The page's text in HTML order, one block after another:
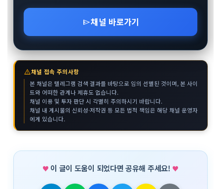
send채널 바로가기
warning채널 접속 주의사항
본 채널은 텔레그램 검색 결과를 바탕으로 임의 선별된 것이며, 본 사이
트와 어떠한 관계나 제휴도 없습니다.
채널 이용 및 투자 판단 시 각별히 주의하시기 바랍니다.
채널 내 게시물의 신뢰성·저작권 등 모든 법적 책임은 해당 채널 운영자
에게 있습니다.
이 글이 도움이 되었다면 공유해 주세요!